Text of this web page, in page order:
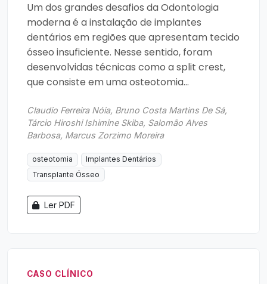
Um dos grandes desafios da Odontologia
moderna é a instalação de implantes
dentários em regiões que apresentam tecido
ósseo insuficiente. Nesse sentido, foram
desenvolvidas técnicas como a split crest,
que consiste em uma osteotomia...
Claudio Ferreira Nóia, Bruno Costa Martins De Sá,
Tárcio Hiroshi Ishimine Skiba, Salomão Alves
Barbosa, Marcus Zorzimo Moreira
osteotomia
Implantes Dentários
Transplante Ósseo
Ler PDF
CASO CLÍNICO